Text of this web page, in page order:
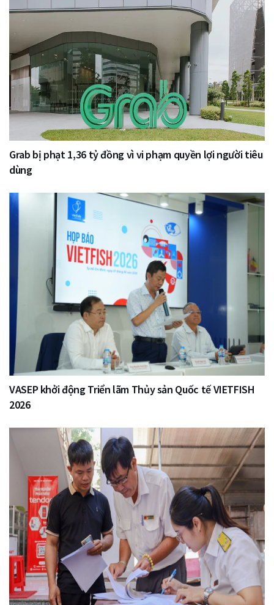
Grab bị phạt 1,36 tỷ đồng vì vi phạm quyền lợi người tiêu
dùng
VASEP khởi động Triển lãm Thủy sản Quốc tế VIETFISH
2026